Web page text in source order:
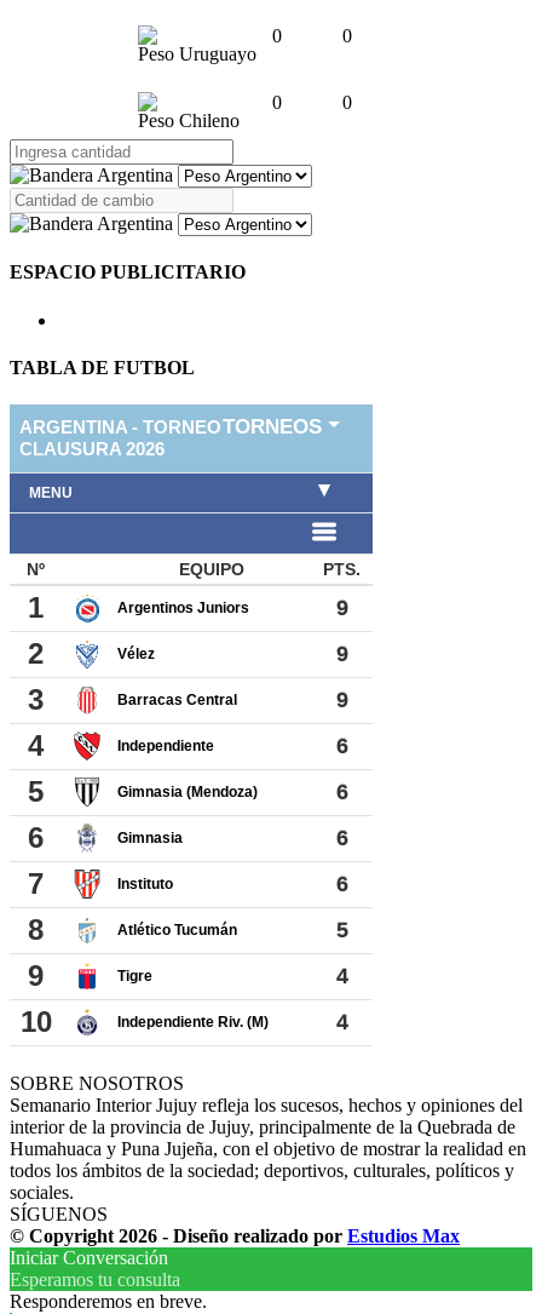
Peso Uruguayo
0 0
Peso Chileno
0 0
ESPACIO PUBLICITARIO
TABLA DE FUTBOL
SOBRE NOSOTROS
Semanario Interior Jujuy refleja los sucesos, hechos y opiniones del
interior de la provincia de Jujuy, principalmente de la Quebrada de
Humahuaca y Puna Jujeña, con el objetivo de mostrar la realidad en
todos los ámbitos de la sociedad; deportivos, culturales, políticos y
sociales.
SÍGUENOS
© Copyright 2026 - Diseño realizado por Estudios Max
Iniciar Conversación
Esperamos tu consulta
Responderemos en breve.